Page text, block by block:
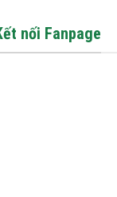
nối Fanpage